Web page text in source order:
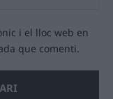
i el lloc web en
que comenti.